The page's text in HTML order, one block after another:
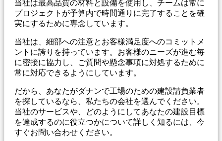
当社は最高品質の材料と設備を使用し、チームは常に
プロジェクトが予算内で時間通りに完了することを確
実にするために専念しています。
当社は、細部への注意とお客様満足度へのコミットメ
ントに誇りを持っています。お客様のニーズが進む毎
に密接に協力し、ご質問や懸念事項に対処するために
常に対応できるようにしています。
だから、あなたがダナンで工場のための建設請負業者
を探しているなら、私たちの会社を選んでください。
当社のサービスや、どのようにしてあなたの建設目標
を達成するのに役立つかについて詳しく知るには、今
すぐお問い合わせください。